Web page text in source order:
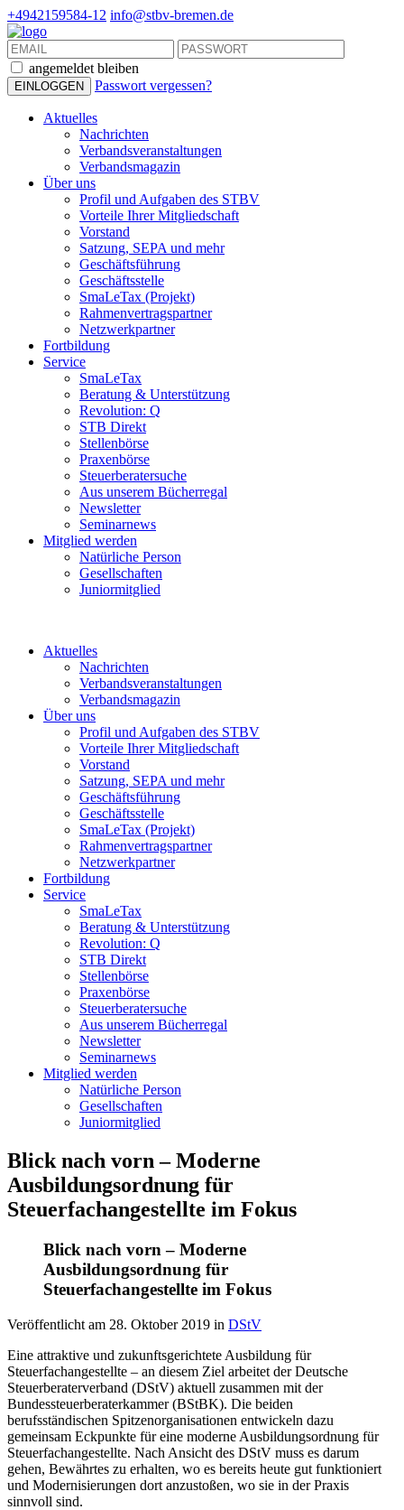
+4942159584-12 info@stbv-bremen.de
angemeldet bleiben
Passwort vergessen?
Aktuelles
Nachrichten
Verbandsveranstaltungen
Verbandsmagazin
Über uns
Profil und Aufgaben des STBV
Vorteile Ihrer Mitgliedschaft
Vorstand
Satzung, SEPA und mehr
Geschäftsführung
Geschäftsstelle
SmaLeTax (Projekt)
Rahmenvertragspartner
Netzwerkpartner
Fortbildung
Service
SmaLeTax
Beratung & Unterstützung
Revolution: Q
STB Direkt
Stellenbörse
Praxenbörse
Steuerberatersuche
Aus unserem Bücherregal
Newsletter
Seminarnews
Mitglied werden
Natürliche Person
Gesellschaften
Juniormitglied
Aktuelles
Nachrichten
Verbandsveranstaltungen
Verbandsmagazin
Über uns
Profil und Aufgaben des STBV
Vorteile Ihrer Mitgliedschaft
Vorstand
Satzung, SEPA und mehr
Geschäftsführung
Geschäftsstelle
SmaLeTax (Projekt)
Rahmenvertragspartner
Netzwerkpartner
Fortbildung
Service
SmaLeTax
Beratung & Unterstützung
Revolution: Q
STB Direkt
Stellenbörse
Praxenbörse
Steuerberatersuche
Aus unserem Bücherregal
Newsletter
Seminarnews
Mitglied werden
Natürliche Person
Gesellschaften
Juniormitglied
Blick nach vorn – Moderne
Ausbildungsordnung für
Steuerfachangestellte im Fokus
Blick nach vorn – Moderne
Ausbildungsordnung für
Steuerfachangestellte im Fokus
Veröffentlicht am 28. Oktober 2019 in DStV
Eine attraktive und zukunftsgerichtete Ausbildung für
Steuerfachangestellte – an diesem Ziel arbeitet der Deutsche
Steuerberaterverband (DStV) aktuell zusammen mit der
Bundessteuerberaterkammer (BStBK). Die beiden
berufsständischen Spitzenorganisationen entwickeln dazu
gemeinsam Eckpunkte für eine moderne Ausbildungsordnung für
Steuerfachangestellte. Nach Ansicht des DStV muss es darum
gehen, Bewährtes zu erhalten, wo es bereits heute gut funktioniert
und Modernisierungen dort anzustoßen, wo sie in der Praxis
sinnvoll sind.